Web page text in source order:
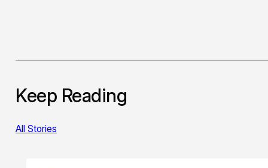
Keep Reading
All Stories